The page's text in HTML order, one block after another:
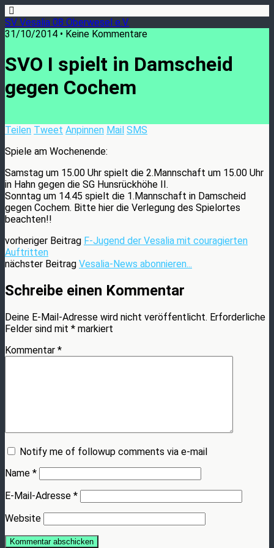
SV Vesalia 08 Oberwesel e.V.
31/10/2014 • Keine Kommentare
SVO I spielt in Damscheid
gegen Cochem
Teilen Tweet Anpinnen Mail SMS
Spiele am Wochenende:
Samstag um 15.00 Uhr spielt die 2.Mannschaft um 15.00 Uhr
in Hahn gegen die SG Hunsrückhöhe II.
Sonntag um 14.45 spielt die 1.Mannschaft in Damscheid
gegen Cochem. Bitte hier die Verlegung des Spielortes
beachten!!
vorheriger Beitrag F-Jugend der Vesalia mit couragierten
Auftritten
nächster Beitrag Vesalia-News abonnieren...
Schreibe einen Kommentar
Deine E-Mail-Adresse wird nicht veröffentlicht. Erforderliche
Felder sind mit * markiert
Kommentar *
Notify me of followup comments via e-mail
Name *
E-Mail-Adresse *
Website